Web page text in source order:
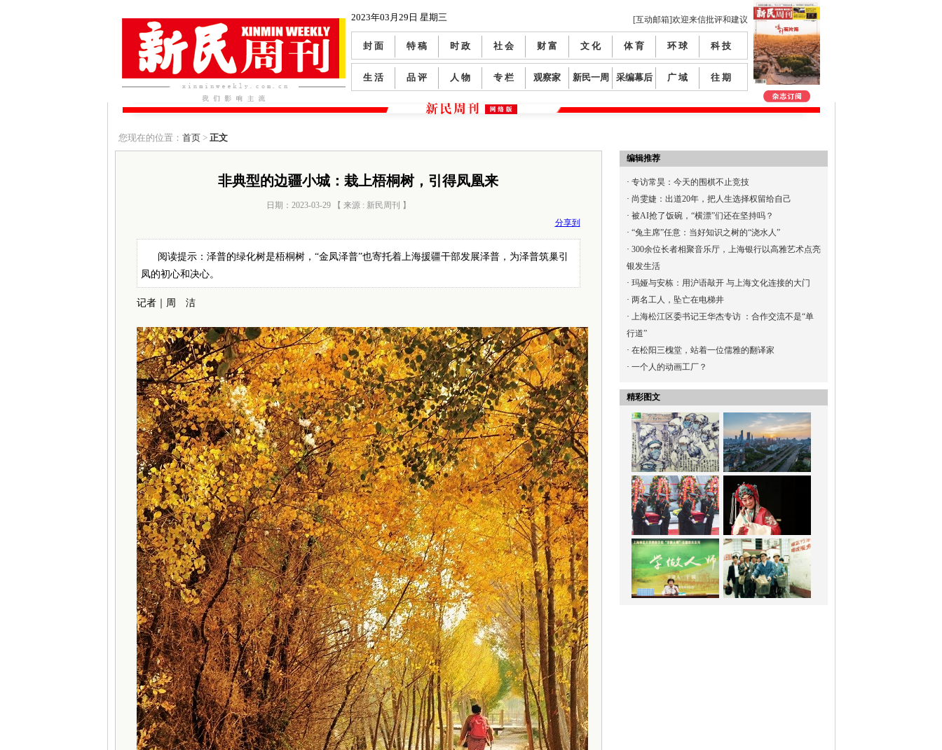
2023年03月29日 星期三 [互动邮箱]欢迎来信批评和建议
封 面 特 稿 时 政 社 会 财 富 文 化 体 育 环 球 科 技
生 活 品 评 人 物 专 栏 观察家 新民一周 采编幕后 广 域 往 期
您现在的位置： 首页> 正文
非典型的边疆小城：栽上梧桐树，引得凤凰来
日期：2023-03-29 【 来源 : 新民周刊 】
分享到
阅读提示：泽普的绿化树是梧桐树，“金凤泽普”也寄托着上海援疆干部发展泽普，为泽普筑巢引
凤的初心和决心。
记者｜周 洁
编辑推荐
· 专访常昊：今天的围棋不止竞技
· 尚雯婕：出道20年，把人生选择权留给自己
· 被AI抢了饭碗，“横漂”们还在坚持吗？
· “兔主席”任意：当好知识之树的“浇水人”
· 300余位长者相聚音乐厅，上海银行以高雅艺术点亮
银发生活
· 玛娅与安栋：用沪语敲开 与上海文化连接的大门
· 两名工人，坠亡在电梯井
· 上海松江区委书记王华杰专访 ：合作交流不是“单
行道”
· 在松阳三槐堂，站着一位儒雅的翻译家
· 一个人的动画工厂？
精彩图文